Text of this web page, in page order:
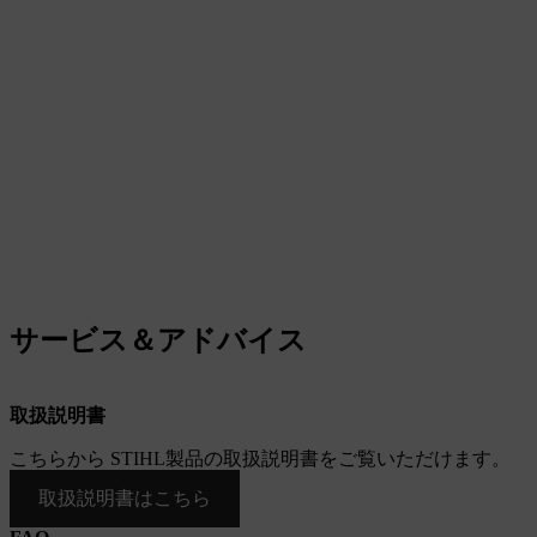
サービス＆アドバイス
取扱説明書
こちらから STIHL製品の取扱説明書をご覧いただけます。
取扱説明書はこちら